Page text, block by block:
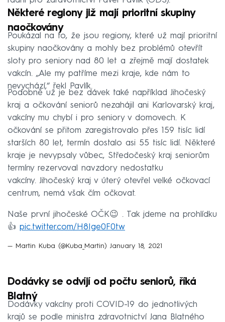
Některé regiony již mají prioritní skupiny
naočkovány
Poukázal na to, že jsou regiony, které už mají prioritní
skupiny naočkovány a mohly bez problémů otevřít
sloty pro seniory nad 80 let a zřejmě mají dostatek
vakcín. „Ale my patříme mezi kraje, kde nám to
nevychází,“ řekl Pavlík.
Podobně už je bez dávek také například Jihočeský
kraj a očkování seniorů nezahájil ani Karlovarský kraj,
vakcíny mu chybí i pro seniory v domovech. K
očkování se přitom zaregistrovalo přes 159 tisíc lidí
starších 80 let, termín dostalo asi 55 tisíc lidí. Některé
kraje je nevypsaly vůbec, Středočeský kraj seniorům
termíny rezervoval navzdory nedostatku
vakcíny. Jihočeský kraj v úterý otevřel velké očkovací
centrum, nemá však čím očkovat.
Naše první jihočeské OČK😉 . Tak jdeme na prohlídku
👍 pic.twitter.com/H8Ige0F0tw
— Martin Kuba (@Kuba_Martin) January 18, 2021
Dodávky se odvíjí od počtu seniorů, říká
Blatný
Dodávky vakcíny proti COVID-19 do jednotlivých
krajů se podle ministra zdravotnictví Jana Blatného